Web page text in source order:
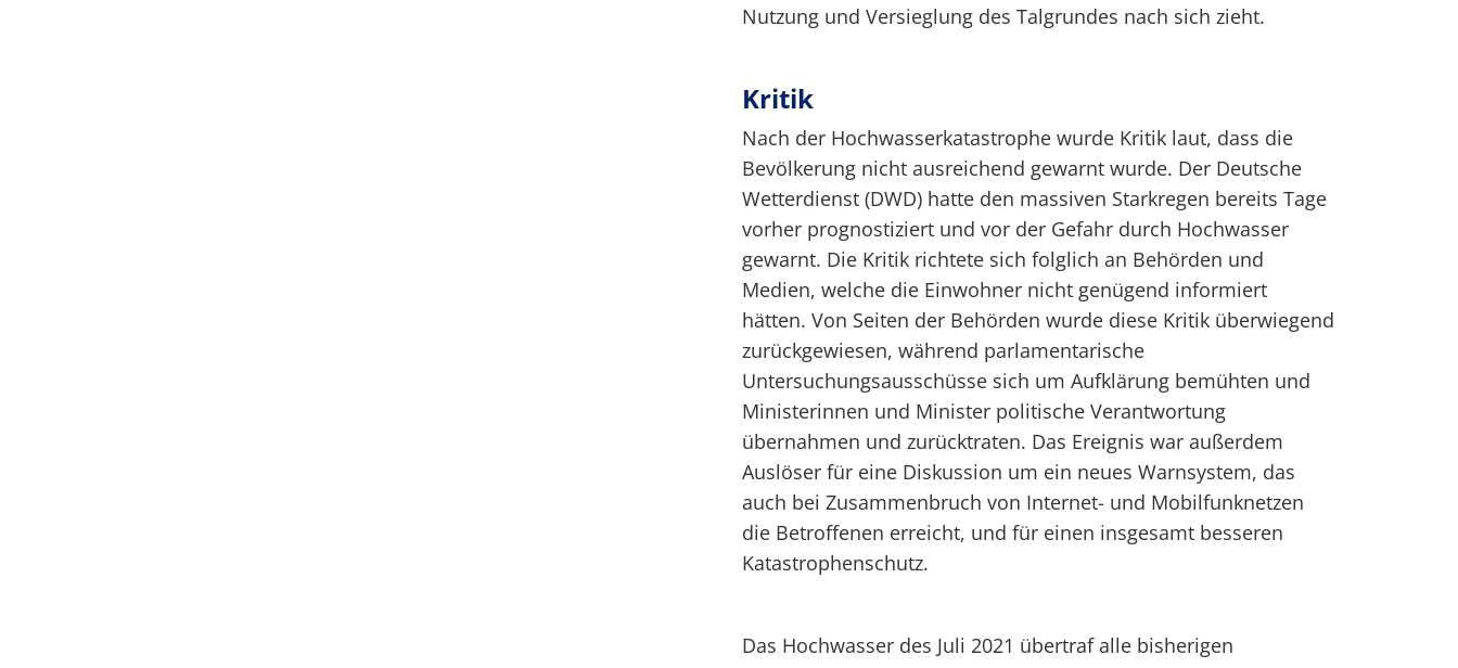
Nutzung und Versieglung des Talgrundes nach sich zieht.
Kritik
Nach der Hochwasserkatastrophe wurde Kritik laut, dass die
Bevölkerung nicht ausreichend gewarnt wurde. Der Deutsche
Wetterdienst (DWD) hatte den massiven Starkregen bereits Tage
vorher prognostiziert und vor der Gefahr durch Hochwasser
gewarnt. Die Kritik richtete sich folglich an Behörden und
Medien, welche die Einwohner nicht genügend informiert
hätten. Von Seiten der Behörden wurde diese Kritik überwiegend
zurückgewiesen, während parlamentarische
Untersuchungsausschüsse sich um Aufklärung bemühten und
Ministerinnen und Minister politische Verantwortung
übernahmen und zurücktraten. Das Ereignis war außerdem
Auslöser für eine Diskussion um ein neues Warnsystem, das
auch bei Zusammenbruch von Internet- und Mobilfunknetzen
die Betroffenen erreicht, und für einen insgesamt besseren
Katastrophenschutz.
Das Hochwasser des Juli 2021 übertraf alle bisherigen